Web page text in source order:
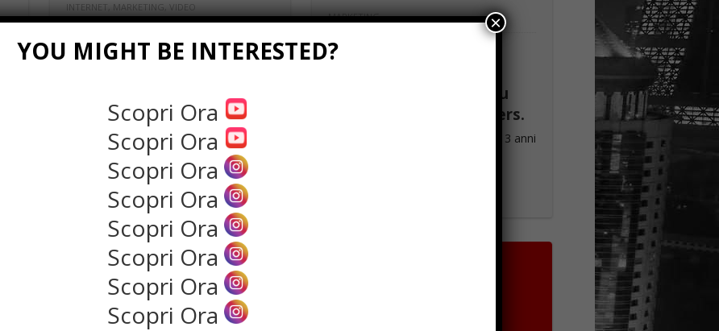
INTERNET , MARKETING, VIDEO
Acquistare le
visualizzazioni per farsi
velocemente funziona?
Se hai un nuovo canale Youtube ti
potrebbe venire ...
Read more
MARKETING
Come aumentare i
instagram? 3 consigli su
come avere piu followers.
Instagram è diventata negli ultimi 3 anni
YOU MIGHT BE INTERESTED?
Scopri Ora
Scopri Ora
Scopri Ora
Scopri Ora
Scopri Ora
Scopri Ora
Scopri Ora
Scopri Ora
×